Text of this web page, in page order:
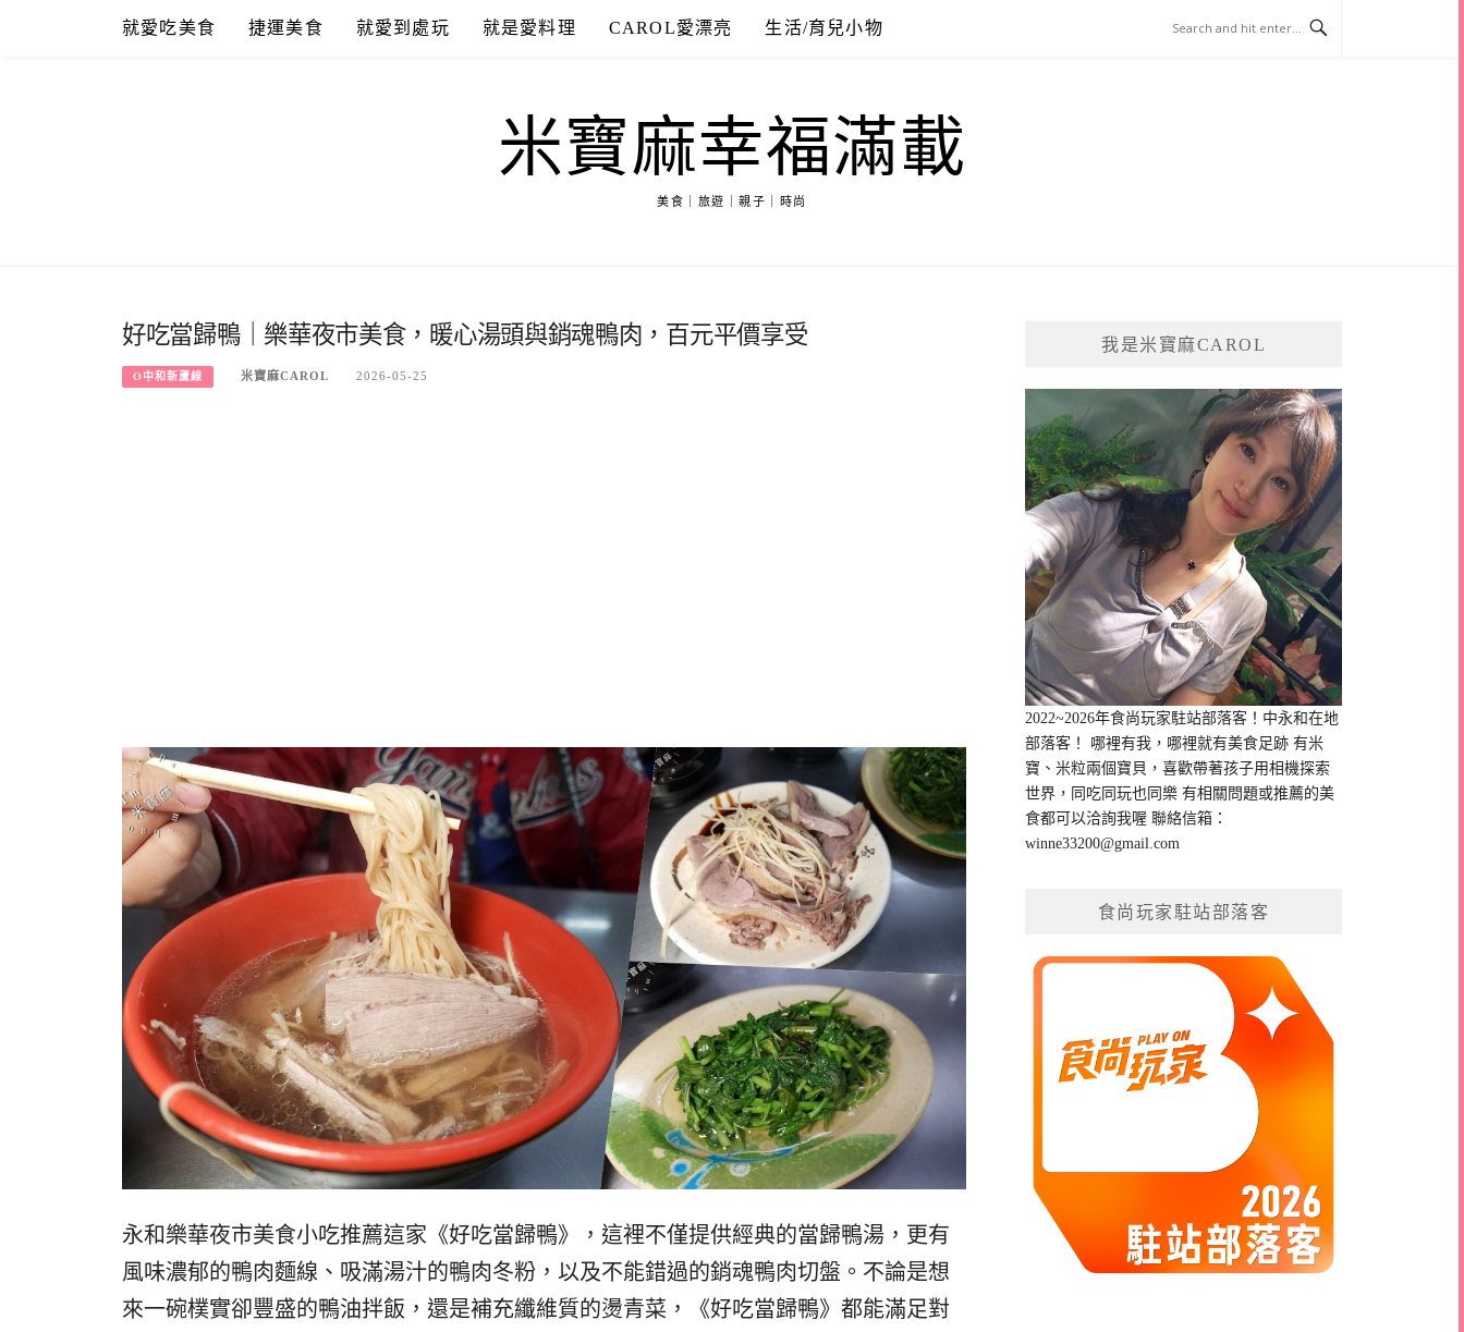
就愛吃美食 捷運美食 就愛到處玩 就是愛料理 CAROL愛漂亮 生活/育兒小物
米寶麻幸福滿載
美食｜旅遊｜親子｜時尚
好吃當歸鴨｜樂華夜市美食，暖心湯頭與銷魂鴨肉，百元平價享受
O中和新蘆線 米寶麻CAROL 2026-05-25
永和樂華夜市美食小吃推薦這家《好吃當歸鴨》，這裡不僅提供經典的當歸鴨湯，更有
風味濃郁的鴨肉麵線、吸滿湯汁的鴨肉冬粉，以及不能錯過的銷魂鴨肉切盤。不論是想
來一碗樸實卻豐盛的鴨油拌飯，還是補充纖維質的燙青菜，《好吃當歸鴨》都能滿足對
我是米寶麻CAROL
2022~2026年食尚玩家駐站部落客！中永和在地
部落客！ 哪裡有我，哪裡就有美食足跡 有米
寶、米粒兩個寶貝，喜歡帶著孩子用相機探索
世界，同吃同玩也同樂 有相關問題或推薦的美
食都可以洽詢我喔 聯絡信箱：
winne33200@gmail.com
食尚玩家駐站部落客